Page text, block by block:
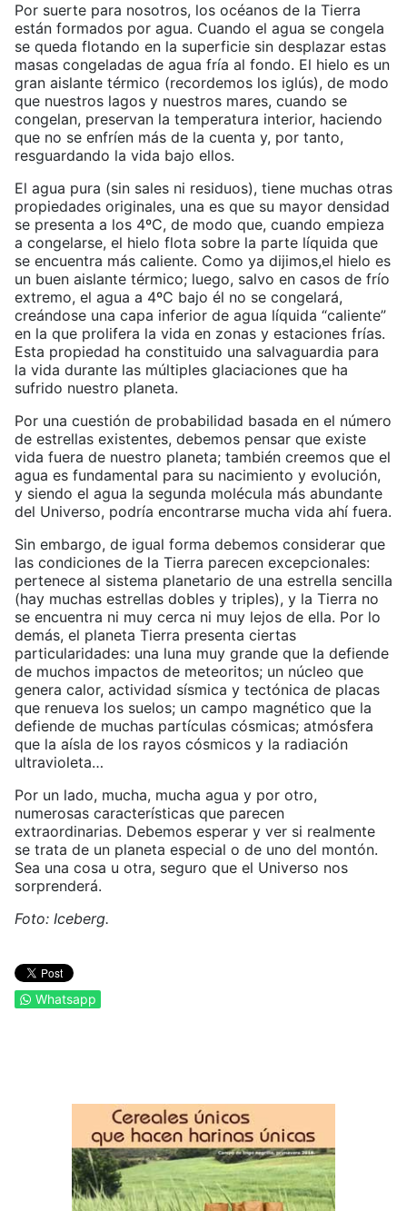
Por suerte para nosotros, los océanos de la Tierra
están formados por agua. Cuando el agua se congela
se queda flotando en la superficie sin desplazar estas
masas congeladas de agua fría al fondo. El hielo es un
gran aislante térmico (recordemos los iglús), de modo
que nuestros lagos y nuestros mares, cuando se
congelan, preservan la temperatura interior, haciendo
que no se enfríen más de la cuenta y, por tanto,
resguardando la vida bajo ellos.
El agua pura (sin sales ni residuos), tiene muchas otras
propiedades originales, una es que su mayor densidad
se presenta a los 4ºC, de modo que, cuando empieza
a congelarse, el hielo flota sobre la parte líquida que
se encuentra más caliente. Como ya dijimos,el hielo es
un buen aislante térmico; luego, salvo en casos de frío
extremo, el agua a 4ºC bajo él no se congelará,
creándose una capa inferior de agua líquida “caliente”
en la que prolifera la vida en zonas y estaciones frías.
Esta propiedad ha constituido una salvaguardia para
la vida durante las múltiples glaciaciones que ha
sufrido nuestro planeta.
Por una cuestión de probabilidad basada en el número
de estrellas existentes, debemos pensar que existe
vida fuera de nuestro planeta; también creemos que el
agua es fundamental para su nacimiento y evolución,
y siendo el agua la segunda molécula más abundante
del Universo, podría encontrarse mucha vida ahí fuera.
Sin embargo, de igual forma debemos considerar que
las condiciones de la Tierra parecen excepcionales:
pertenece al sistema planetario de una estrella sencilla
(hay muchas estrellas dobles y triples), y la Tierra no
se encuentra ni muy cerca ni muy lejos de ella. Por lo
demás, el planeta Tierra presenta ciertas
particularidades: una luna muy grande que la defiende
de muchos impactos de meteoritos; un núcleo que
genera calor, actividad sísmica y tectónica de placas
que renueva los suelos; un campo magnético que la
defiende de muchas partículas cósmicas; atmósfera
que la aísla de los rayos cósmicos y la radiación
ultravioleta…
Por un lado, mucha, mucha agua y por otro,
numerosas características que parecen
extraordinarias. Debemos esperar y ver si realmente
se trata de un planeta especial o de uno del montón.
Sea una cosa u otra, seguro que el Universo nos
sorprenderá.
Foto: Iceberg.
Whatsapp